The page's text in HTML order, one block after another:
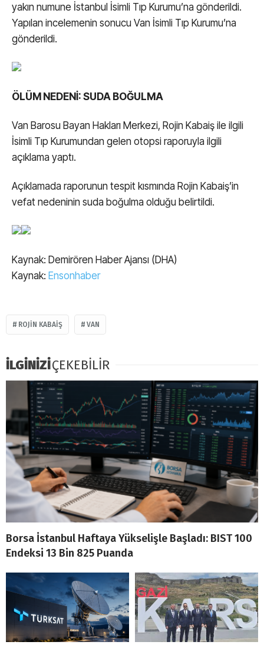
yakın numune İstanbul İsimli Tıp Kurumu’na gönderildi.
Yapılan incelemenin sonucu Van İsimli Tıp Kurumu’na
gönderildi.
ÖLÜM NEDENİ: SUDA BOĞULMA
Van Barosu Bayan Hakları Merkezi, Rojin Kabaiş ile ilgili
İsimli Tıp Kurumundan gelen otopsi raporuyla ilgili
açıklama yaptı.
Açıklamada raporunun tespit kısmında Rojin Kabaiş’in
vefat nedeninin suda boğulma olduğu belirtildi.
Kaynak: Demirören Haber Ajansı (DHA)
Kaynak: Ensonhaber
ROJIN KABAIŞ VAN
İLGİNİZİÇEKEBİLİR
Borsa İstanbul Haftaya Yükselişle Başladı: BIST 100
Endeksi 13 Bin 825 Puanda